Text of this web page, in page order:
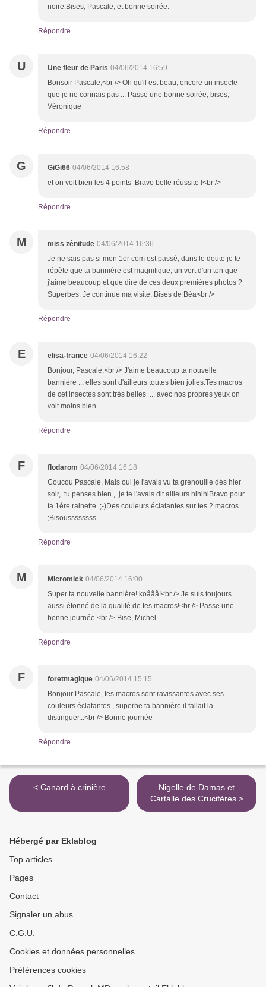
noire.Bises, Pascale, et bonne soirée.
Répondre
U Une fleur de Paris 04/06/2014 16:59
Bonsoir Pascale,<br /> Oh qu'il est beau, encore un insecte
que je ne connais pas ... Passe une bonne soirée, bises,
Véronique
Répondre
G GiGi66 04/06/2014 16:58
et on voit bien les 4 points Bravo belle réussite !<br />
Répondre
M miss zénitude 04/06/2014 16:36
Je ne sais pas si mon 1er com est passé, dans le doute je te
répète que ta bannière est magnifique, un vert d'un ton que
j'aime beaucoup et que dire de ces deux premières photos ?
Superbes. Je continue ma visite. Bises de Béa<br />
Répondre
E elisa-france 04/06/2014 16:22
Bonjour, Pascale,<br /> J'aime beaucoup ta nouvelle
bannière ... elles sont d'ailleurs toutes bien jolies.Tes macros
de cet insectes sont très belles ... avec nos propres yeux on
voit moins bien .....
Répondre
F flodarom 04/06/2014 16:18
Coucou Pascale, Mais oui je l'avais vu ta grenouille dés hier
soir, tu penses bien , je te l'avais dit ailleurs hihihiBravo pour
ta 1ère rainette ;-)Des couleurs éclatantes sur tes 2 macros
;Bisoussssssss
Répondre
M Micromick 04/06/2014 16:00
Super ta nouvelle bannière! koâââ!<br /> Je suis toujours
aussi étonné de la qualité de tes macros!<br /> Passe une
bonne journée.<br /> Bise, Michel.
Répondre
F foretmagique 04/06/2014 15:15
Bonjour Pascale, tes macros sont ravissantes avec ses
couleurs éclatantes , superbe ta bannière il fallait la
distinguer...<br /> Bonne journée
Répondre
< Canard à crinière
Nigelle de Damas et
Cartalle des Crucifères >
Hébergé par Eklablog
Top articles
Pages
Contact
Signaler un abus
C.G.U.
Cookies et données personnelles
Préférences cookies